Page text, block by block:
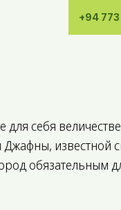
+94
для себя
Джафны, известной
обязательным